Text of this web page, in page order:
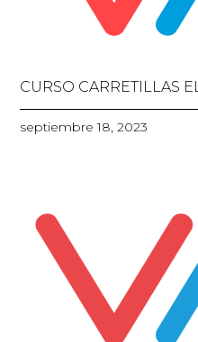
CURSO CARRETILLAS
septiembre 18, 2023